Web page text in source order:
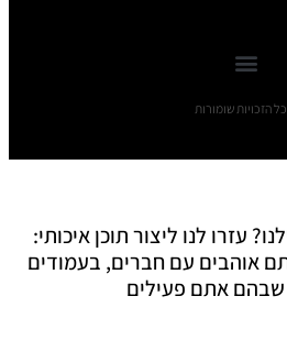
הזכויות שומורות
עזרו לנו ליצור תוכן איכותי:
אוהבים עם חברים, בעמודים
אתם פעילים